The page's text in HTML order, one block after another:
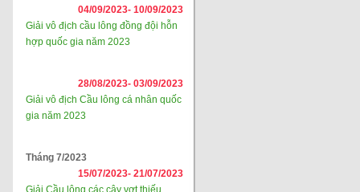
04/09/2023- 10/09/2023
Giải vô địch cầu lông đồng đội hỗn
hợp quốc gia năm 2023
28/08/2023- 03/09/2023
Giải vô địch Cầu lông cá nhân quốc
gia năm 2023
Tháng 7/2023
15/07/2023- 21/07/2023
Giải Cầu lông các cây vợt thiếu